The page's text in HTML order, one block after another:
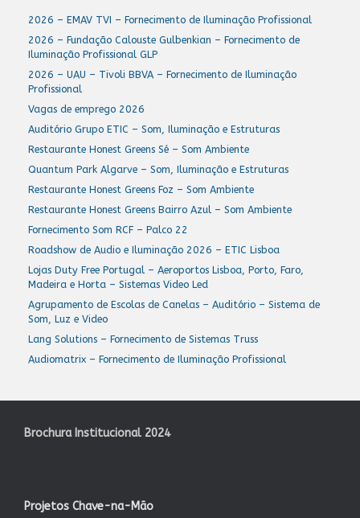
2026 – EMAV TVI – Fornecimento de Iluminação Profissional
2026 – Fundação Calouste Gulbenkian – Fornecimento de
Iluminação Profissional GLP
2026 – UAU – Tivoli BBVA – Fornecimento de Iluminação
Profissional
Vagas de emprego 2026
Auditório Grupo ETIC – Som, Iluminação e Estruturas
Restaurante Honest Greens Sé – Som Ambiente
Quantum Park Algarve – Som, Iluminação e Estruturas
Restaurante Honest Greens Foz – Som Ambiente
Restaurante Honest Greens Bairro Azul – Som Ambiente
Fornecimento Som RCF – Palco 22
Roadshow de Audio e Iluminação 2026 – ETIC Lisboa
Lojas Duty Free Portugal – Aeroportos Lisboa, Porto, Faro,
Madeira e Horta – Sistemas Video Led
Agrupamento de Escolas de Canelas – Auditório – Sistema de
Som, Luz e Video
Lang Solutions – Fornecimento de Sistemas Truss
Audiomatrix – Fornecimento de Iluminação Profissional
Brochura Institucional 2024
Projetos Chave-na-Mão